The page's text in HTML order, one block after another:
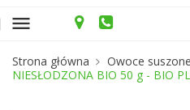
menu
Strona główna Owoce suszone
NIESŁODZONA BIO 50 g - BIO